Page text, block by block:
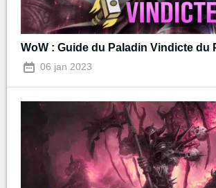
WoW : Guide du Paladin Vindicte du
06 jan 2023